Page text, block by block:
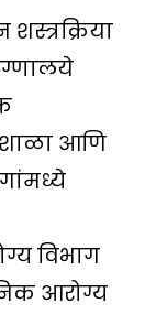
आणि
विभाग
आरोग्य